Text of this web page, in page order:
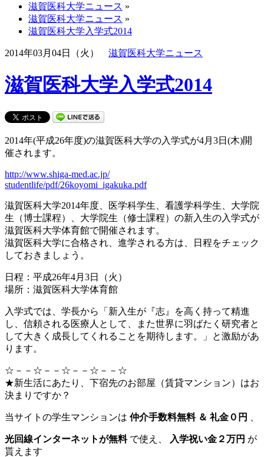
滋賀医科大学ニュース »
滋賀医科大学ニュース »
滋賀医科大学入学式2014
2014年03月04日（火） 滋賀医科大学ニュース
滋賀医科大学入学式2014
2014年(平成26年度)の滋賀医科大学の入学式が4月3日(木)開
催されます。
http://www.shiga-med.ac.jp/
studentlife/pdf/26koyomi_igakuka.pdf
滋賀医科大学2014年度、医学科学生、看護学科学生、大学院
生（博士課程）、大学院生（修士課程）の新入生の入学式が
滋賀医科大学体育館で開催されます。
滋賀医科大学に合格され、進学される方は、日程をチェック
しておきましょう。
日程：平成26年4月3日（火）
場所：滋賀医科大学体育館
入学式では、学長から「新入生が『志』を高く持って精進
し、信頼される医療人として、また世界に羽ばたく研究者と
して大きく成長してくれることを期待します。」と激励があ
ります。
☆－－☆－－☆－－☆－－☆
★新生活にあたり、下宿先のお部屋（賃貸マンション）はお
決まりですか？
当サイトの学生マンションは 仲介手数料無料 ＆ 礼金０円
光回線インターネットが無料で使え、 入学祝い金２万円 が
貰えます